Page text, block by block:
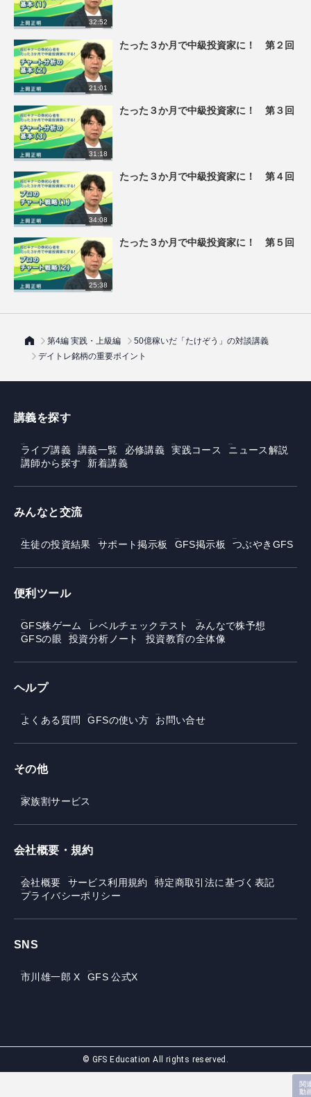
関
動
32:52
21:01
たった３か月で中級投資家に！ 第２回
31:18
たった３か月で中級投資家に！ 第３回
34:08
たった３か月で中級投資家に！ 第４回
25:38
たった３か月で中級投資家に！ 第５回
第4編 実践・上級編
50億稼いだ「たけぞう」の対談講義
デイトレ銘柄の重要ポイント
講義を探す
ライブ講義 講義一覧 必修講義 実践コース
ニュース解説
講師から探す
新着講義
みんなと交流
生徒の投資結果 サポート掲示板 GFS掲示板 つぶやきGFS
便利ツール
GFS株ゲーム レベルチェックテスト
みんなで株予想
GFSの眼
投資分析ノート 投資教育の全体像
ヘルプ
よくある質問 GFSの使い方 お問い合せ
その他
家族割サービス
会社概要・規約
会社概要 サービス利用規約
特定商取引法に基づく表記
プライバシーポリシー
SNS
市川雄一郎 X GFS 公式X
© GFS Education All rights reserved.